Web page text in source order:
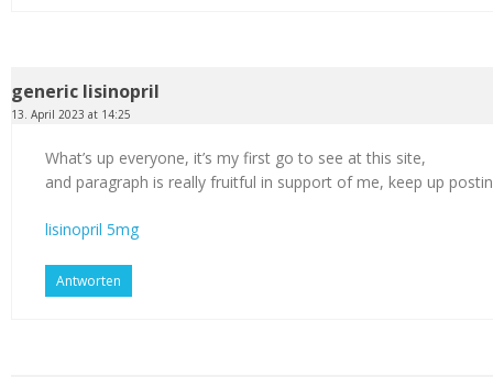
generic lisinopril
13. April 2023 at 14:25
What’s up everyone, it’s my first go to see at this site,
and paragraph is really fruitful in support of me, keep up
lisinopril 5mg
Antworten